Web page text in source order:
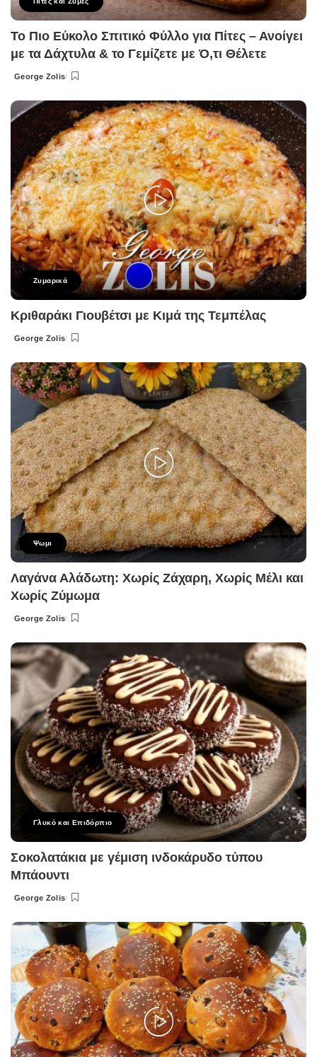
Το Πιο Εύκολο Σπιτικό Φύλλο για Πίτες – Ανοίγει
με τα Δάχτυλα & το Γεμίζετε με Ό,τι Θέλετε
Posted
George Zolis
Ζυμαρικά
Κριθαράκι Γιουβέτσι με Κιμά της Τεμπέλας
Posted
George Zolis
Ψωμι
Λαγάνα Αλάδωτη: Χωρίς Ζάχαρη, Χωρίς Μέλι και
Χωρίς Ζύμωμα
Posted
George Zolis
Γλυκό και Επιδόρπιο
Σοκολατάκια με γέμιση ινδοκάρυδο τύπου
Μπάουντι
Posted
George Zolis